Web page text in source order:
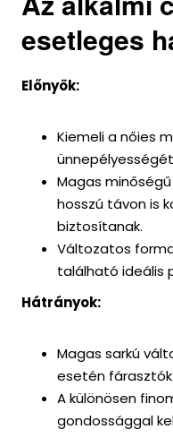
esetleges
Előnyök:
Kiemeli a nőies
Magas
hosszú távon is
biztosítanak.
Változatos
található ideális
Hátrányok:
Magas sarkú
esetén
A különösen
gondossággal